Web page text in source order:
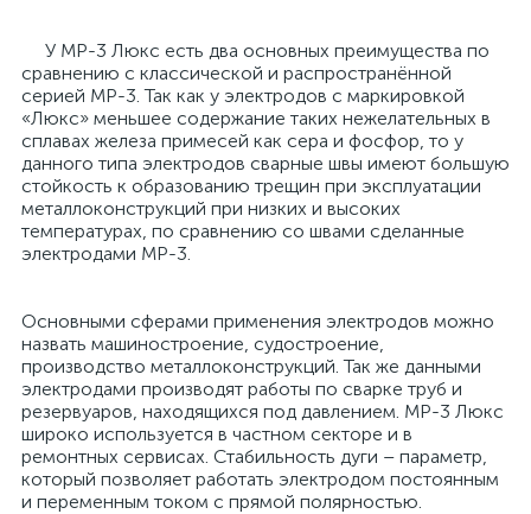
У МР-3 Люкс есть два основных преимущества по
сравнению с классической и распространённой
серией МР-3. Так как у электродов с маркировкой
«Люкс» меньшее содержание таких нежелательных в
сплавах железа примесей как сера и фосфор, то у
данного типа электродов сварные швы имеют большую
стойкость к образованию трещин при эксплуатации
металлоконструкций при низких и высоких
температурах, по сравнению со швами сделанные
электродами МР-3.
Основными сферами применения электродов можно
назвать машиностроение, судостроение,
производство металлоконструкций. Так же данными
электродами производят работы по сварке труб и
резервуаров, находящихся под давлением. МР-3 Люкс
широко используется в частном секторе и в
ремонтных сервисах. Стабильность дуги – параметр,
который позволяет работать электродом постоянным
и переменным током с прямой полярностью.